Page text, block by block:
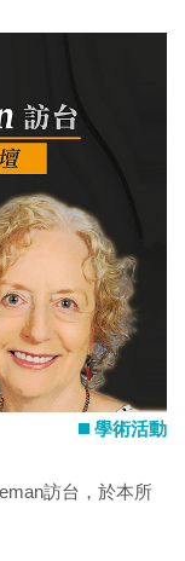
學術活動
訪台，於本所